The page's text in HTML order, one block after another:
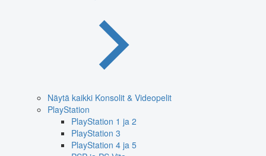
Näytä kaikki Konsolit & Videopelit
PlayStation
PlayStation 1 ja 2
PlayStation 3
PlayStation 4 ja 5